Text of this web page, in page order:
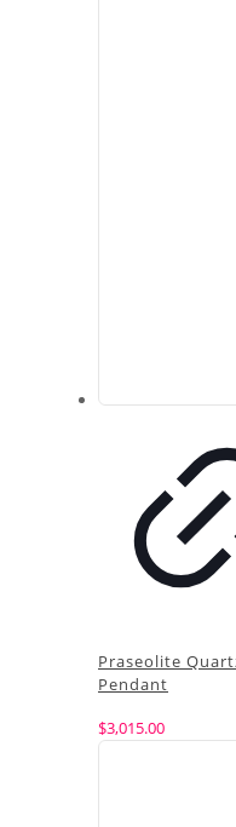
Praseolite
Pendant
$3,015.00